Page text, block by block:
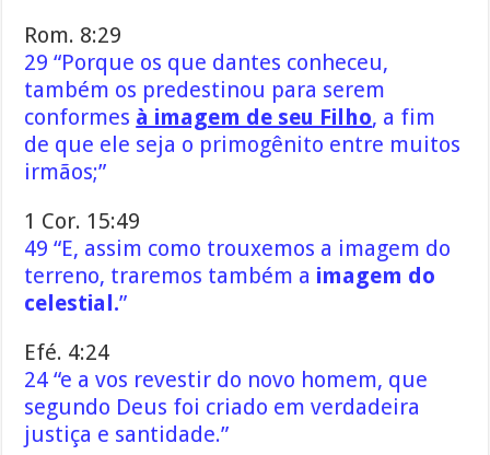
Rom. 8:29
29 “Porque os que dantes conheceu,
também os predestinou para serem
conformes à imagem de seu Filho, a fim
de que ele seja o primogênito entre muitos
irmãos;”
1 Cor. 15:49
49 “E, assim como trouxemos a imagem do
terreno, traremos também a imagem do
celestial.”
Efé. 4:24
24 “e a vos revestir do novo homem, que
segundo Deus foi criado em verdadeira
justiça e santidade.”